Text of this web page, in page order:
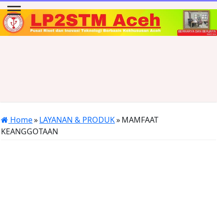
Home»LAYANAN & PRODUK»MAMFAAT
KEANGGOTAAN